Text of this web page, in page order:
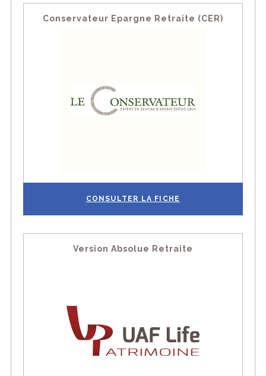
Conservateur Epargne Retraite (CER)
CONSULTER LA FICHE
Version Absolue Retraite